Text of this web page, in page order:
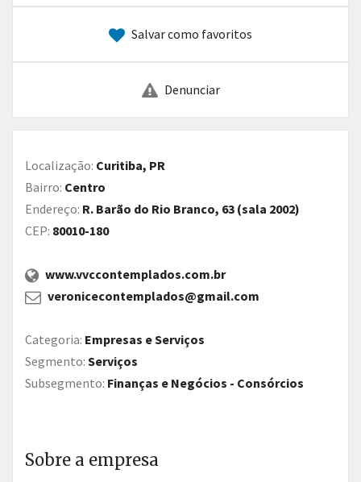
Salvar como favoritos
Denunciar
Localização: Curitiba, PR
Bairro: Centro
Endereço: R. Barão do Rio Branco, 63 (sala 2002)
CEP: 80010-180
www.vvccontemplados.com.br
veronicecontemplados@gmail.com
Categoria: Empresas e Serviços
Segmento: Serviços
Subsegmento: Finanças e Negócios - Consórcios
Sobre a empresa